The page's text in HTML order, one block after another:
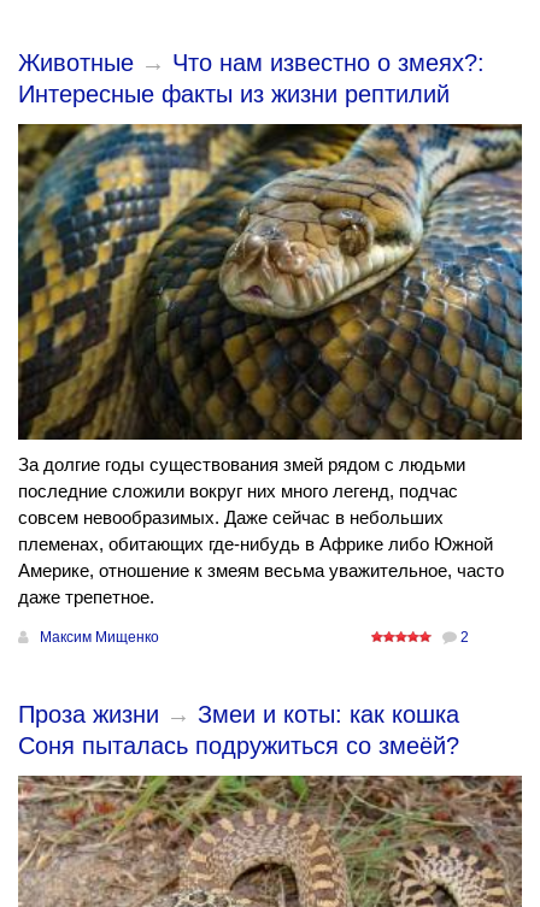
Животные → Что нам известно о змеях?:
Интересные факты из жизни рептилий
За долгие годы существования змей рядом с людьми
последние сложили вокруг них много легенд, подчас
совсем невообразимых. Даже сейчас в небольших
племенах, обитающих где-нибудь в Африке либо Южной
Америке, отношение к змеям весьма уважительное, часто
даже трепетное.
Максим Мищенко 2
Проза жизни → Змеи и коты: как кошка
Соня пыталась подружиться со змеёй?